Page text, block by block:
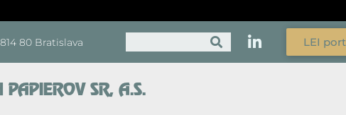
80 Bratislava LEI
PAPIEROV SR, A.S.